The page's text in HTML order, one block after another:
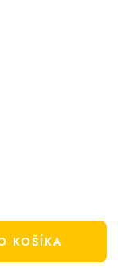
KOŠÍKA